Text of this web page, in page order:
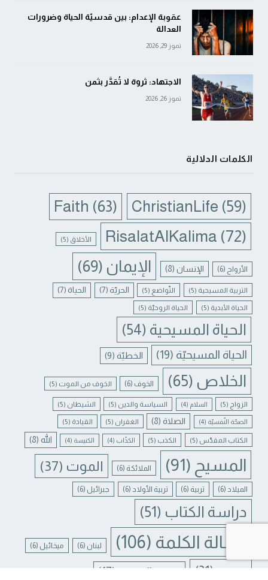
عقوبة الإعدام: بين قدسيّة الحياة وضرورات
العدالة
تموز 29, 2026
الاجتهاد: ثروة لا تُقدَّر بثمن
تموز 26, 2026
الكلمات الدلالية
ChristianLife (59)
Faith (63)
RisalatAlKalima (72) الأخلاق (5)
الأرواح (6) الإنسان(8) الإيمان (69)
التربية المسيحية (5) التّواضع (5) الحريّة (7) الحياة (7)
الحياة الأبدية (5) الحياة الروحيّة (5)
الحياة المسيحية (54)
الحياة المسيحيّة (19) الخطيّة (9)
الخلاص (65) الخوف (6) الخوف من الموت (5)
الزواج (5) السلام (4) السياسة والدين (5) الشيطان (5)
الصحّة النّفسيّة (4) الصلاة(8) الغفران (5) القيادة (5)
الكتاب المقدّس (5) الكذب (5) الكذّاب (4) الكنيسة (4) الله (8)
المسيح (91) الملائكة (6) الموت (37)
الميلاد (6) تربية (6) تربية الأولاد (6) جبرائيل (6)
دراسة الكتاب (51)
رسالة الكلمة (106) لبنان (6) ميخائيل (6)
(31) يسوع المسيح (17)
Contact us